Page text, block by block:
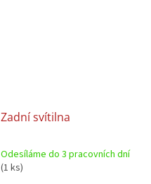
Zadní svítilna
Odesíláme do 3 pracovních dní
(1 ks)